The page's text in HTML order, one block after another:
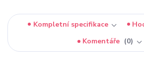
Kompletní specifikace
Komentáře
0